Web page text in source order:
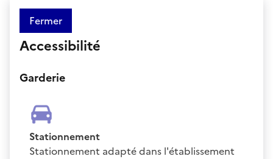
Fermer
Accessibilité
Garderie
Stationnement
Stationnement adapté dans l'établissement